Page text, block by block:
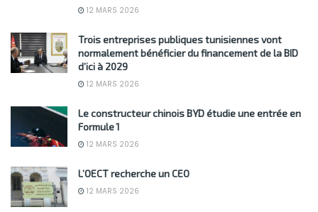
12 MARS 2026
Trois entreprises publiques tunisiennes vont
normalement bénéficier du financement de la BID
d’ici à 2029
12 MARS 2026
Le constructeur chinois BYD étudie une entrée en
Formule 1
12 MARS 2026
L’OECT recherche un CEO
12 MARS 2026